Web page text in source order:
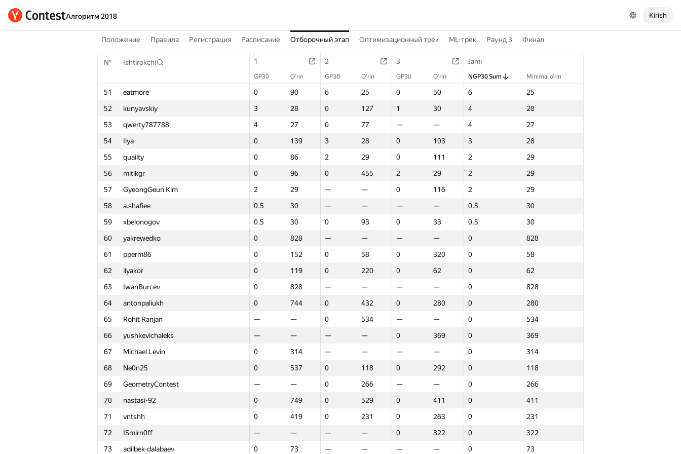
Алгоритм 2018 Kirish
Положение Правила Регистрация Расписание Отборочный этап Оптимизационный трек ML-трек Раунд 3 Финал
№ Ishtirokchi 1 2 3 Jami
GP30 O‘rin GP30 O‘rin GP30 O‘rin NGP30 Sum Minimal o‘rin
51 eatmore 0 90 6 25 0 50 6
25
52
kunyavskiy 3 28 0 127 1 30 4
28
53
qwerty787788 4 27 0 77 — — 4
27
54
Ilya 0 139 3 28 0 103 3
28
55
quailty 0 86 2 29 0 111 2
29
56
mitikgr 0 96 0 455 2 29 2
29
57
GyeongGeun Kim 2 29 — — 0 116 2
29
58
a.shafiee 0.5 30 — — — — 0.5
30
59
xbelonogov 0.5 30 0 93 0 33 0.5
30
60
yakrewedko 0 828 — — — — 0
828
61
pperm86 0 152 0 58 0 320 0
58
62
ilyakor 0 119 0 220 0 62 0
62
63
IwanBurcev 0 828 — — — — 0
828
64
antonpaliukh 0 744 0 432 0 280 0
280
65
Rohit Ranjan — — 0 534 — — 0
534
66
yushkevichaleks — — — — 0 369 0
369
67
Michael Levin 0 314 — — — — 0
314
68
Ne0n25 0 537 0 118 0 292 0
118
69
GeometryContest — — 0 266 — — 0
266
70
nastasi-92 0 749 0 529 0 411 0
411
71
vntshh 0 419 0 231 0 263 0
231
72
ISmirn0ff — — — — 0 322 0
322
73
adilbek-dalabaev 0 73 — — — — 0
73
Ishtirokchi 3 Jami
GP30 O‘rin NGP30 Sum Minimal o‘rin